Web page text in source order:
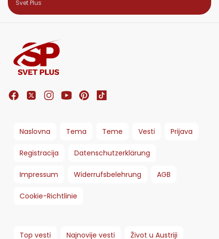
Svet Plus
Naslovna Tema Teme Vesti Prijava
Registracija Datenschutzerklärung
Impressum Widerrufsbelehrung AGB
Cookie-Richtlinie
Top vesti Najnovije vesti Život u Austriji